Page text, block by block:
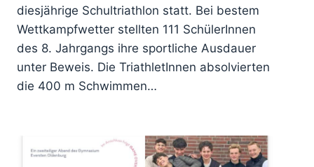
diesjährige Schultriathlon statt. Bei bestem
Wettkampfwetter stellten 111 SchülerInnen
des 8. Jahrgangs ihre sportliche Ausdauer
unter Beweis. Die TriathletInnen absolvierten
die 400 m Schwimmen…